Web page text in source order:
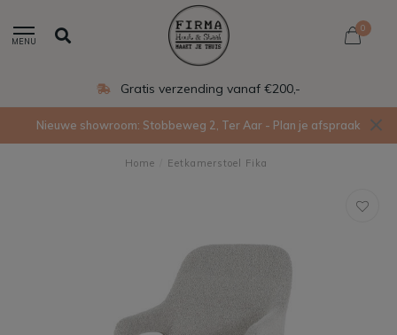
MENU
0
Gratis verzending vanaf €200,-
Nieuwe showroom: Stobbeweg 2, Ter Aar - Plan je afspraak
Home Eetkamerstoel Fika